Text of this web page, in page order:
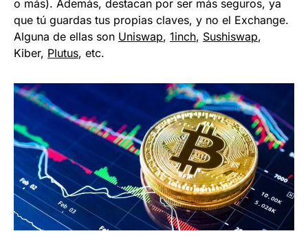
o más). Además, destacan por ser más seguros, ya
que tú guardas tus propias claves, y no el Exchange.
Alguna de ellas son Uniswap, 1inch, Sushiswap,
Kiber, Plutus, etc.